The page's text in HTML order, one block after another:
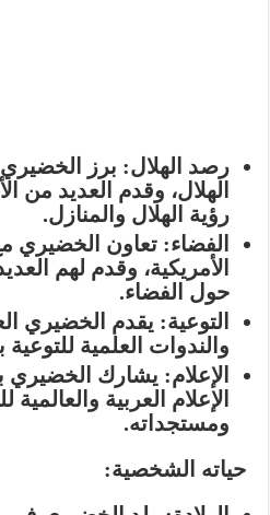
رصد الهلال: برز
الهلال، وقدم العديد من
رؤية الهلال والمنازل.
الفضاء: تعاون الخضيري
الأمريكية، وقدم لهم
حول الفضاء.
التوعية: يقدم الخضيري
والندوات العلمية
الإعلام: يشارك الخضيري
الإعلام العربية
ومستجداته.
حياته الشخصية: